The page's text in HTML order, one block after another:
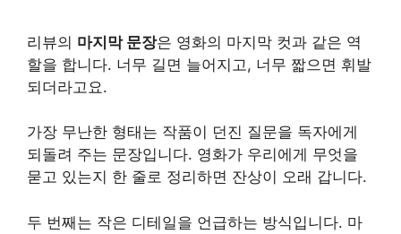
리뷰의 마지막 문장은 영화의 마지막 컷과 같은 역
할을 합니다. 너무 길면 늘어지고, 너무 짧으면 휘발
되더라고요.
가장 무난한 형태는 작품이 던진 질문을 독자에게
되돌려 주는 문장입니다. 영화가 우리에게 무엇을
묻고 있는지 한 줄로 정리하면 잔상이 오래 갑니다.
두 번째는 작은 디테일을 언급하는 방식입니다. 마